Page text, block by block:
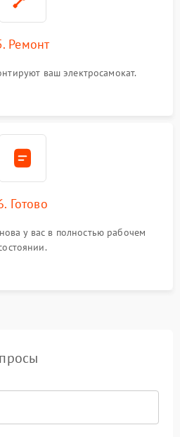
Ремонт
ваш электросамокат.
Готово
у вас в полностью рабочем